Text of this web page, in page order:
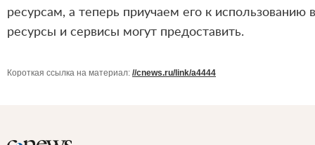
ресурсам, а теперь приучаем его к
ресурсы и сервисы могут предоставить.
Короткая ссылка на материал: //cnews.ru/link/a4444